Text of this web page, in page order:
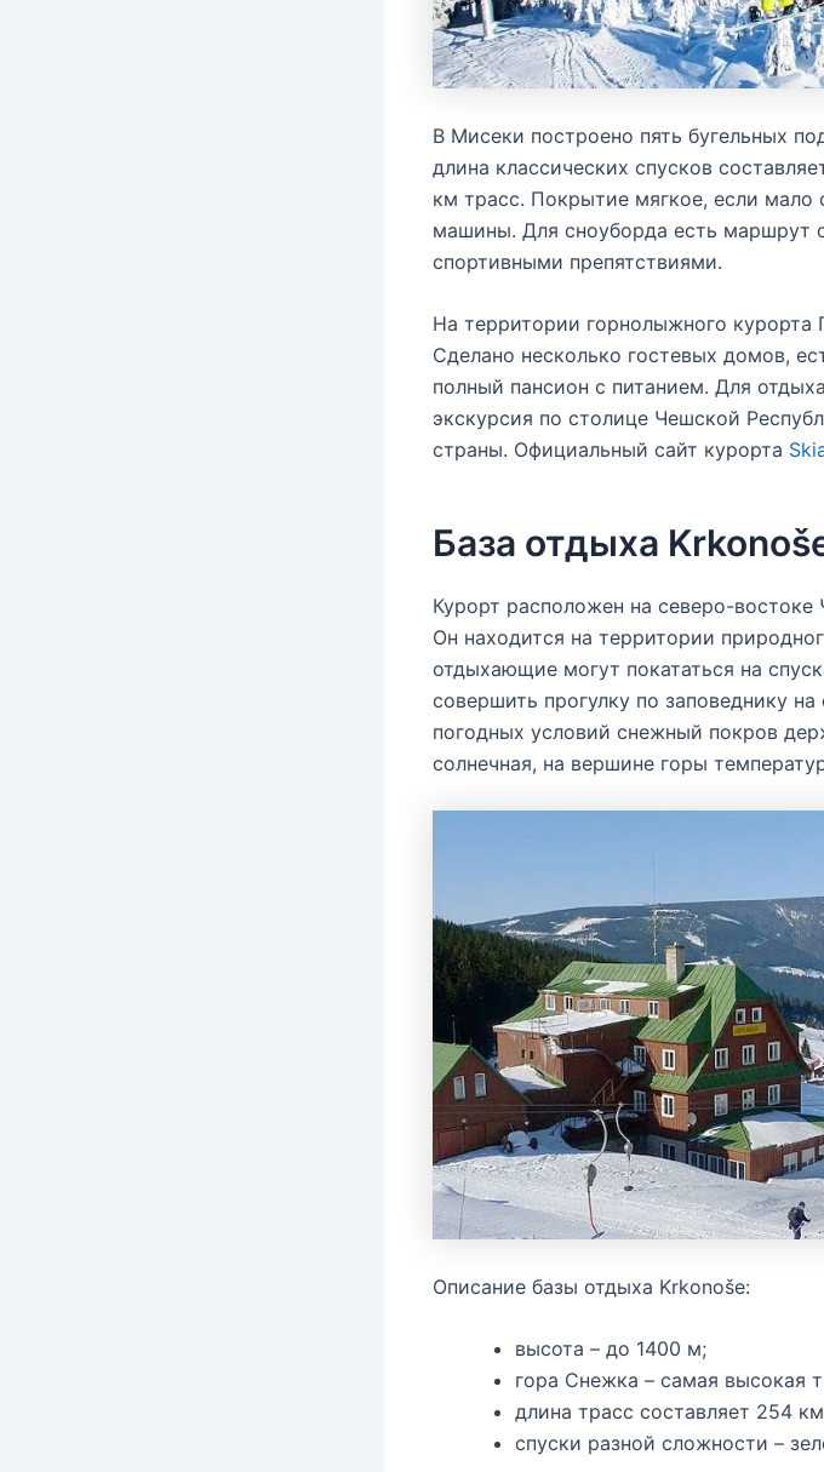
В Мисеки построено пять бугельных
длина классических спусков
км трасс. Покрытие мягкое, если мало
машины. Для сноуборда есть маршрут
спортивными препятствиями.
На территории горнолыжного курорта
Сделано несколько гостевых домов,
полный пансион с питанием. Для
экскурсия по столице Чешской
страны. Официальный сайт курорта
База отдыха
Курорт расположен на северо-
Он находится на территории
отдыхающие могут покататься на
совершить прогулку по заповеднику
погодных условий снежный покров
солнечная, на вершине горы
Описание базы отдыха Krkonoše:
высота – до 1400 м;
гора Снежка – самая высокая
длина трасс составляет 254
спуски разной сложности –